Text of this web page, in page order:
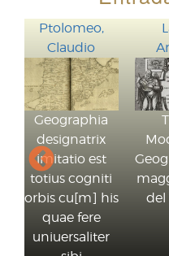
Ptolomeo,
Claudio
Geographia
designatrix
imitatio est
totius cogniti
orbis cu[m] his
quae fere
uniuersaliter